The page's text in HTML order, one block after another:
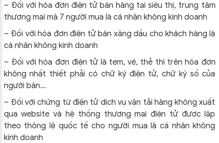
– Đối với hóa đơn điện tử bán hàng tại siêu thị, trung tâm
thương mại mà 7 người mua là cá nhân không kinh doanh
– Đối với hóa đơn điện tử bán xăng dầu cho khách hàng là
cá nhân không kinh doanh
– Đối với hóa đơn điện tử là tem, vé, thẻ thì trên hóa đơn
không nhất thiết phải có chữ ký điện tử, chữ ký số của
người bán…
– Đối với chứng từ điện tử dịch vụ vận tải hàng không xuất
qua website và hệ thống thương mại điện tử được lập
theo thông lệ quốc tế cho người mua là cá nhân không
kinh doanh